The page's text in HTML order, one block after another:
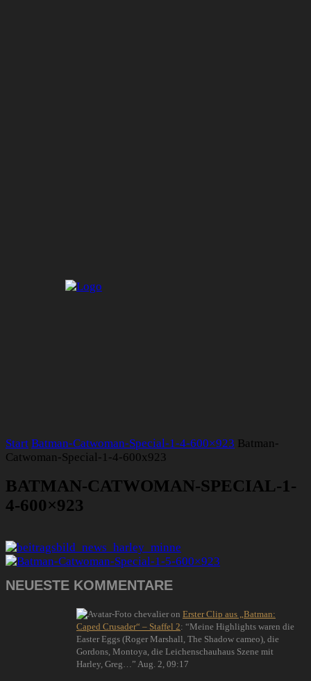
Start Batman-Catwoman-Special-1-4-600×923 Batman-
Catwoman-Special-1-4-600x923
BATMAN-CATWOMAN-SPECIAL-1-
4-600×923
NEUESTE KOMMENTARE
chevalier on Erster Clip aus „Batman:
Caped Crusader“ – Staffel 2: “Meine Highlights waren die
Easter Eggs (Roger Marshall, The Shadow cameo), die
Gordons, Montoya, die Leichenschauhaus Szene mit
Harley, Greg… ” Aug. 2, 09:17